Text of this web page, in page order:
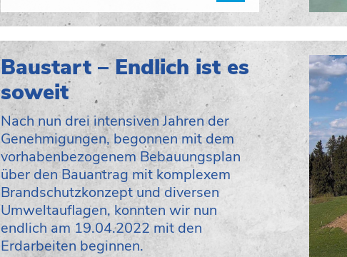
Baustart – Endlich ist es
soweit
Nach nun drei intensiven Jahren der
Genehmigungen, begonnen mit dem
vorhabenbezogenem Bebauungsplan
über den Bauantrag mit komplexem
Brandschutzkonzept und diversen
Umweltauflagen, konnten wir nun
endlich am 19.04.2022 mit den
Erdarbeiten beginnen.